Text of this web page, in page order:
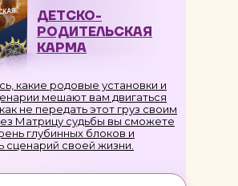
ДЕТСКО-
РОДИТЕЛЬСКАЯ
КАРМА
какие родовые установки и
мешают вам двигаться
не передать этот груз своим
Матрицу судьбы вы сможете
глубинных блоков и
сценарий своей жизни.